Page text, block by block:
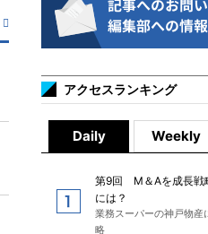
アクセスランキング
Daily Weekly
第9回 M＆Aを成長戦
には？
業務スーパーの神戸物産
略